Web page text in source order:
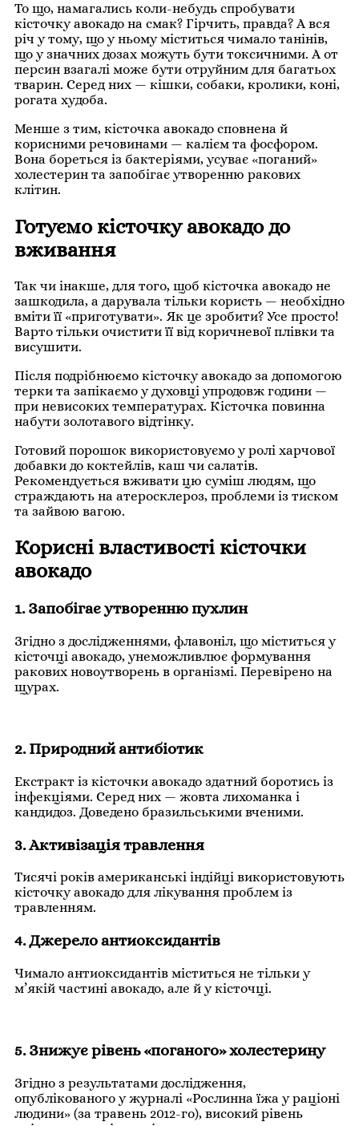
То що, намагались коли-небудь спробувати
кісточку авокадо на смак? Гірчить, правда? А вся
річ у тому, що у ньому міститься чимало танінів,
що у значних дозах можуть бути токсичними. А от
персин взагалі може бути отруйним для багатьох
тварин. Серед них — кішки, собаки, кролики, коні,
рогата худоба.
Менше з тим, кісточка авокадо сповнена й
корисними речовинами — калієм та фосфором.
Вона бореться із бактеріями, усуває «поганий»
холестерин та запобігає утворенню ракових
клітин.
Готуємо кісточку авокадо до
вживання
Так чи інакше, для того, щоб кісточка авокадо не
зашкодила, а дарувала тільки користь — необхідно
вміти її «приготувати». Як це зробити? Усе просто!
Варто тільки очистити її від коричневої плівки та
висушити.
Після подрібнюємо кісточку авокадо за допомогою
терки та запікаємо у духовці упродовж години —
при невисоких температурах. Кісточка повинна
набути золотавого відтінку.
Готовий порошок використовуємо у ролі харчової
добавки до коктейлів, каш чи салатів.
Рекомендується вживати цю суміш людям, що
страждають на атеросклероз, проблеми із тиском
та зайвою вагою.
Корисні властивості кісточки
авокадо
1. Запобігає утворенню пухлин
Згідно з дослідженнями, флавоніл, що міститься у
кісточці авокадо, унеможливлює формування
ракових новоутворень в організмі. Перевірено на
щурах.
2. Природний антибіотик
Екстракт із кісточки авокадо здатний боротись із
інфекціями. Серед них — жовта лихоманка і
кандидоз. Доведено бразильськими вченими.
3. Активізація травлення
Тисячі років американські індійці використовують
кісточку авокадо для лікування проблем із
травленням.
4. Джерело антиоксидантів
Чимало антиоксидантів міститься не тільки у
м’якій частині авокадо, але й у кісточці.
5. Знижує рівень «поганого» холестерину
Згідно з результатами дослідження,
опублікованого у журналі «Рослинна їжа у раціоні
людини» (за травень 2012-го), високий рівень